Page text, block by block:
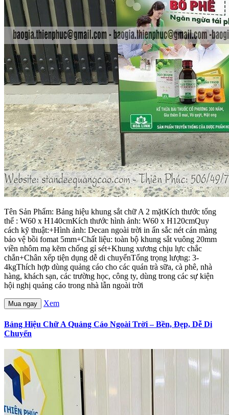
Tên Sản Phẩm: Bảng hiệu khung sắt chữ A 2 mặtKích thước tổng
thể : W60 x H140cmKích thước hình ảnh: W60 x H120cmQuy
cách kỹ thuật:+Hình ảnh: Decan ngoài trời in ấn sắc nét cán màng
bảo vệ bồi fomat 5mm+Chất liệu: toàn bộ khung sắt vuông 20mm
viền nhôm mạ kẽm chống gỉ sét+Khung xương chịu lực chắc
chắn+Chân xếp tiện dụng dễ di chuyểnTổng trọng lượng: 3-
4kgThích hợp dùng quảng cáo cho các quán trà sữa, cà phê, nhà
hàng, khách sạn, các trường học, công ty, dùng trong các sự kiện
hội nghị quảng cáo trong nhà lẫn ngoài trời
Mua ngay Xem
Bảng Hiệu Chữ A Quảng Cáo Ngoài Trời – Bền, Đẹp, Dễ Di
Chuyển